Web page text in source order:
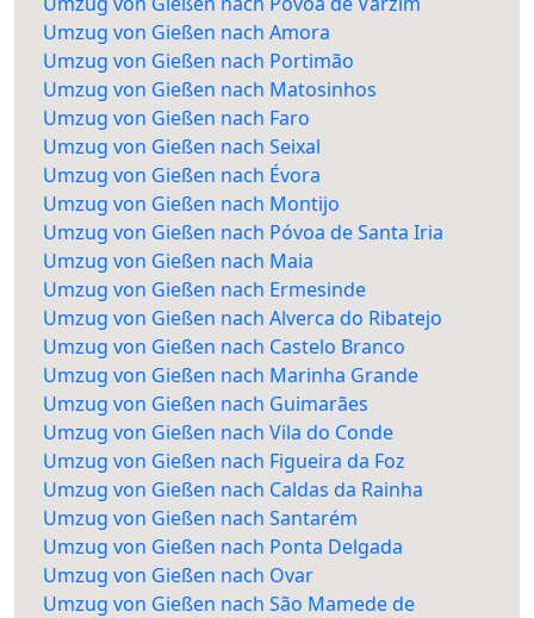
Umzug von Gießen nach Amora
Umzug von Gießen nach Portimão
Umzug von Gießen nach Matosinhos
Umzug von Gießen nach Faro
Umzug von Gießen nach Seixal
Umzug von Gießen nach Évora
Umzug von Gießen nach Montijo
Umzug von Gießen nach Póvoa de Santa Iria
Umzug von Gießen nach Maia
Umzug von Gießen nach Ermesinde
Umzug von Gießen nach Alverca do Ribatejo
Umzug von Gießen nach Castelo Branco
Umzug von Gießen nach Marinha Grande
Umzug von Gießen nach Guimarães
Umzug von Gießen nach Vila do Conde
Umzug von Gießen nach Figueira da Foz
Umzug von Gießen nach Caldas da Rainha
Umzug von Gießen nach Santarém
Umzug von Gießen nach Ponta Delgada
Umzug von Gießen nach Ovar
Umzug von Gießen nach São Mamede de